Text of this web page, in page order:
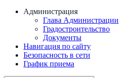
Администрация
Глава Администрации
Градостроительство
Документы
Навигация по сайту
Безопасность в сети
График приема